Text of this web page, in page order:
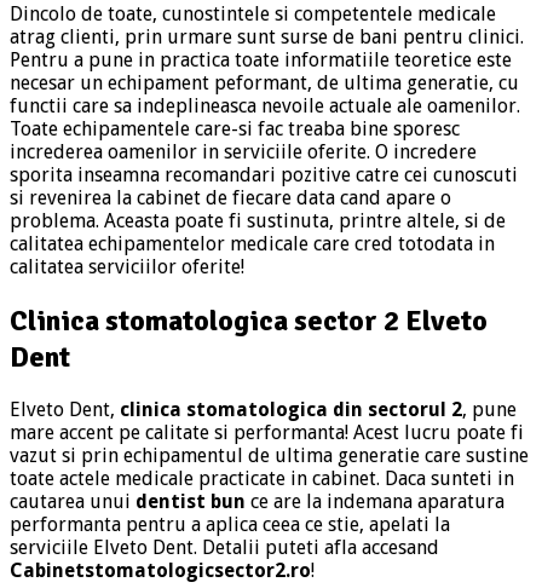
Dincolo de toate, cunostintele si competentele medicale
atrag clienti, prin urmare sunt surse de bani pentru clinici.
Pentru a pune in practica toate informatiile teoretice este
necesar un echipament peformant, de ultima generatie, cu
functii care sa indeplineasca nevoile actuale ale oamenilor.
Toate echipamentele care-si fac treaba bine sporesc
increderea oamenilor in serviciile oferite. O incredere
sporita inseamna recomandari pozitive catre cei cunoscuti
si revenirea la cabinet de fiecare data cand apare o
problema. Aceasta poate fi sustinuta, printre altele, si de
calitatea echipamentelor medicale care cred totodata in
calitatea serviciilor oferite!
Clinica stomatologica sector 2 Elveto
Dent
Elveto Dent, clinica stomatologica din sectorul 2, pune
mare accent pe calitate si performanta! Acest lucru poate fi
vazut si prin echipamentul de ultima generatie care sustine
toate actele medicale practicate in cabinet. Daca sunteti in
cautarea unui dentist bun ce are la indemana aparatura
performanta pentru a aplica ceea ce stie, apelati la
serviciile Elveto Dent. Detalii puteti afla accesand
Cabinetstomatologicsector2.ro!